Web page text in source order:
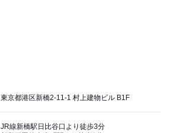
東京都港区新橋2-11-1 村上建物ビル B1F
JR線新橋駅日比谷口より徒歩3分